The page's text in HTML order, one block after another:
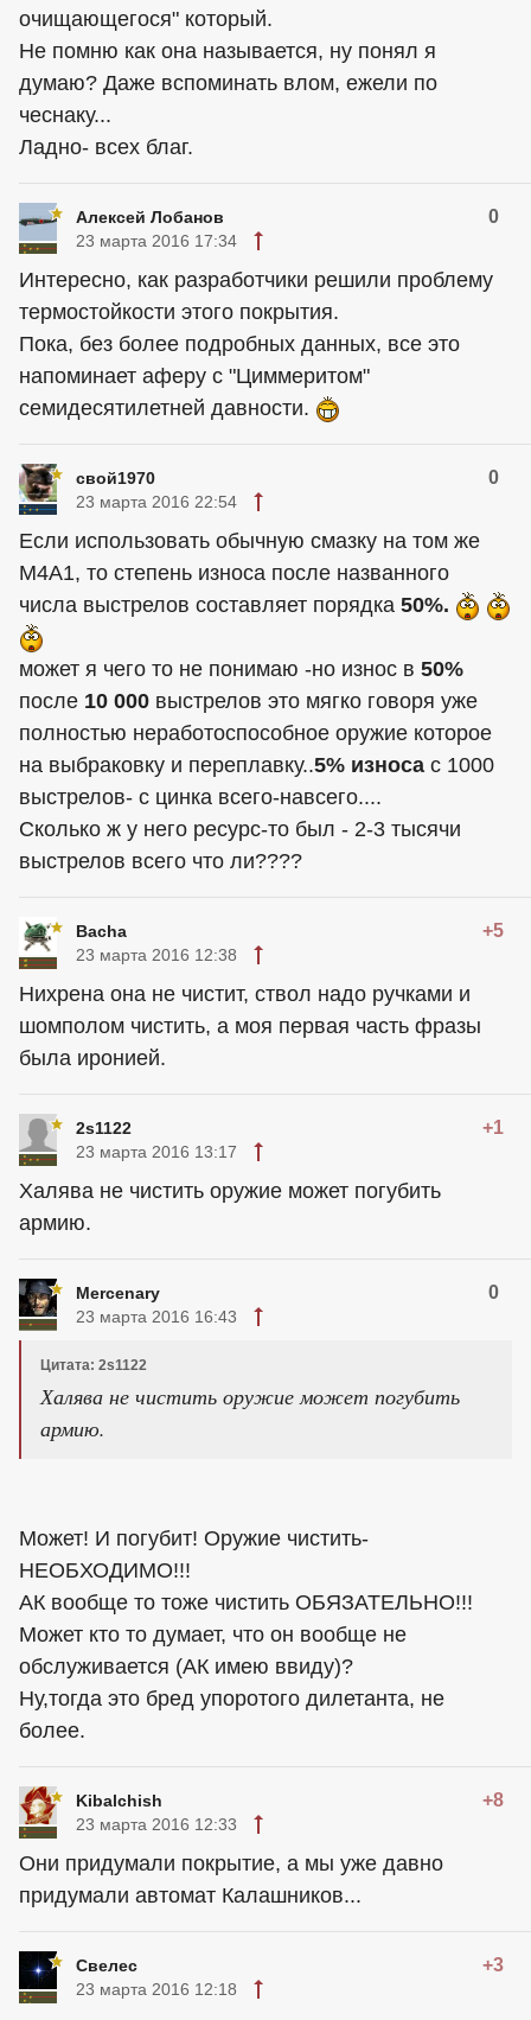
очищающегося" который.
Не помню как она называется, ну понял я
думаю? Даже вспоминать влом, ежели по
чеснаку...
Ладно- всех благ.
Алексей Лобанов 0
23 марта 2016 17:34
Интересно, как разработчики решили проблему
термостойкости этого покрытия.
Пока, без более подробных данных, все это
напоминает аферу с "Циммеритом"
семидесятилетней давности.
свой1970 0
23 марта 2016 22:54
Если использовать обычную смазку на том же
M4A1, то степень износа после названного
числа выстрелов составляет порядка 50%.
может я чего то не понимаю -но износ в 50%
после 10 000 выстрелов это мягко говоря уже
полностью неработоспособное оружие которое
на выбраковку и переплавку..5% износа с 1000
выстрелов- с цинка всего-навсего....
Сколько ж у него ресурс-то был - 2-3 тысячи
выстрелов всего что ли????
Bacha +5
23 марта 2016 12:38
Нихрена она не чистит, ствол надо ручками и
шомполом чистить, а моя первая часть фразы
была иронией.
2s1122 +1
23 марта 2016 13:17
Халява не чистить оружие может погубить
армию.
Mercenary 0
23 марта 2016 16:43
Цитата: 2s1122
Халява не чистить оружие может погубить
армию.
Может! И погубит! Оружие чистить-
НЕОБХОДИМО!!!
АК вообще то тоже чистить ОБЯЗАТЕЛЬНО!!!
Может кто то думает, что он вообще не
обслуживается (АК имею ввиду)?
Ну,тогда это бред упоротого дилетанта, не
более.
Kibalchish +8
23 марта 2016 12:33
Они придумали покрытие, а мы уже давно
придумали автомат Калашников...
Свелес +3
23 марта 2016 12:18